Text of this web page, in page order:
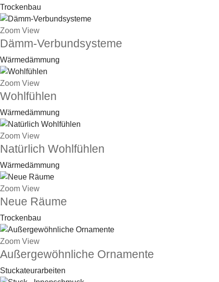
Trockenbau
Zoom View
Dämm-Verbundsysteme
Wärmedämmung
Zoom View
Wohlfühlen
Wärmedämmung
Zoom View
Natürlich Wohlfühlen
Wärmedämmung
Zoom View
Neue Räume
Trockenbau
Zoom View
Außergewöhnliche Ornamente
Stuckateurarbeiten